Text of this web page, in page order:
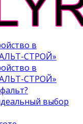
в
СТРОЙ»
в
СТРОЙ»
выбор